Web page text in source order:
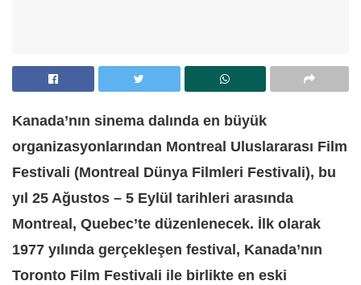
Kanada’nın sinema dalında en büyük
organizasyonlarından Montreal Uluslararası Film
Festivali (Montreal Dünya Filmleri Festivali), bu
yıl 25 Ağustos – 5 Eylül tarihleri arasında
Montreal, Quebec’te düzenlenecek. İlk olarak
1977 yılında gerçekleşen festival, Kanada’nın
Toronto Film Festivali ile birlikte en eski